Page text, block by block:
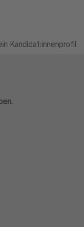
Kandidat:innenprofil